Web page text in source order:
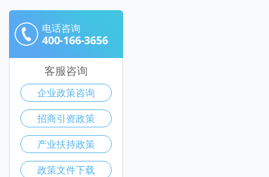
电话咨询
400-166-3656
客服咨询
企业政策咨询
招商引资政策
产业扶持政策
政策文件下载